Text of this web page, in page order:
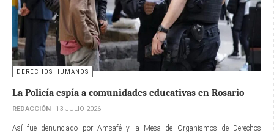
DERECHOS HUMANOS
La Policía espía a comunidades educativas en Rosario
REDACCIÓN 13 JULIO 2026
Así fue denunciado por Amsafé y la Mesa de Organismos de Derechos